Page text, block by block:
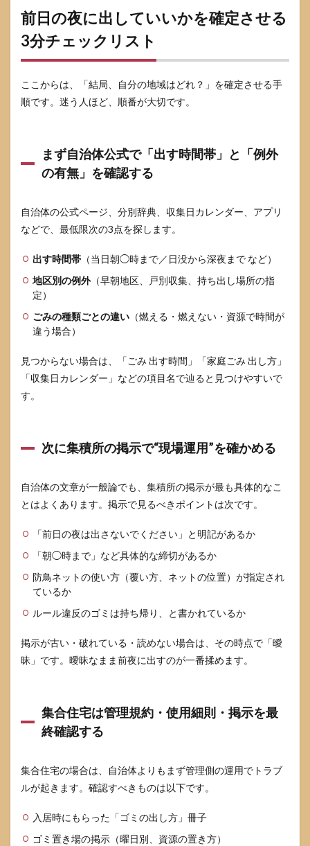
8.1
静か
に出
す：
音が
トラ
ブル
なる
8.2
策：
ト
う”で
く“密
閉す
8.3
情
報：
宛
い状
態”に
9
未回
注意
され
た・
され
たと
対処
めな
いリ
カバ
9.1
未回
収に
た
ら、
その
放置
い
前日の夜に出していいかを確定させる
3分チェックリスト
ここからは、「結局、自分の地域はどれ？」を確定させる手
順です。迷う人ほど、順番が大切です。
まず自治体公式で「出す時間帯」と「例外
の有無」を確認する
自治体の公式ページ、分別辞典、収集日カレンダー、アプリ
などで、最低限次の3点を探します。
出す時間帯 （当日朝◯時まで／日没から深夜まで など）
地区別の例外（早朝地区、戸別収集、持ち出し場所の指
定）
ごみの種類ごとの違い （燃える・燃えない・資源で時間が
違う場合）
見つからない場合は、「ごみ 出す時間」「家庭ごみ 出し方」
「収集日カレンダー」などの項目名で辿ると見つけやすいで
す。
次に集積所の掲示で“現場運用”を確かめる
自治体の文章が一般論でも、集積所の掲示が最も具体的なこ
とはよくあります。掲示で見るべきポイントは次です。
「前日の夜は出さないでください」と明記があるか
「朝◯時まで」など具体的な締切があるか
防鳥ネットの使い方（覆い方、ネットの位置）が指定され
ているか
ルール違反のゴミは持ち帰り、と書かれているか
掲示が古い・破れている・読めない場合は、その時点で「曖
昧」です。曖昧なまま前夜に出すのが一番揉めます。
集合住宅は管理規約・使用細則・掲示を最
終確認する
集合住宅の場合は、自治体よりもまず管理側の運用でトラブ
ルが起きます。確認すべきものは以下です。
入居時にもらった「ゴミの出し方」冊子
ゴミ置き場の掲示（曜日別、資源の置き方）